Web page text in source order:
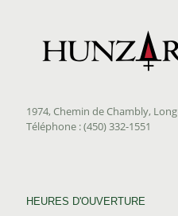
1974, Chemin de Chambly,
Téléphone : (450) 332-1551
HEURES D'OUVERTURE